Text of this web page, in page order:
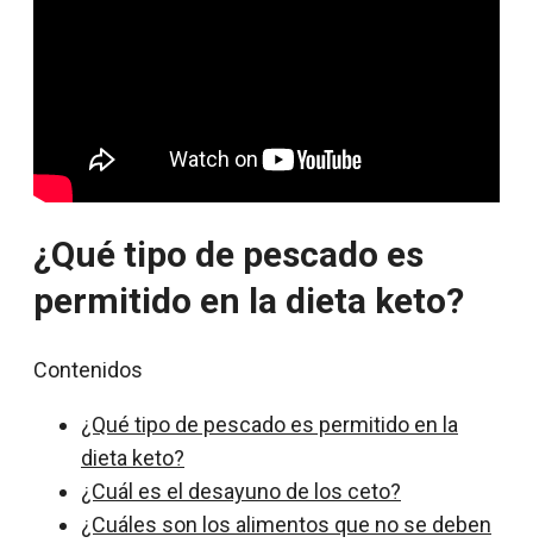
¿Qué tipo de pescado es
permitido en la dieta keto?
Contenidos
¿Qué tipo de pescado es permitido en la
dieta keto?
¿Cuál es el desayuno de los ceto?
¿Cuáles son los alimentos que no se deben